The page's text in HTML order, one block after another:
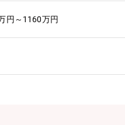
ャリア・経験などを踏まえて
ト「Sansan」「Bill One」「
種プロジェクトにおいてコンセ
■自社サービスのブランディン
することができます■自社のブ
できます■所属部門には、デザ
が在籍しており、プロジェク
円～1160万円